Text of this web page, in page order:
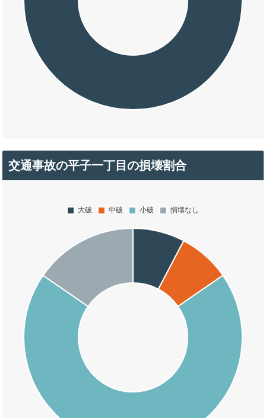
交通事故の平子一丁目の損壊割合